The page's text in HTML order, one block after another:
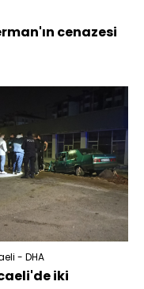
cenazesi
- DHA
iki